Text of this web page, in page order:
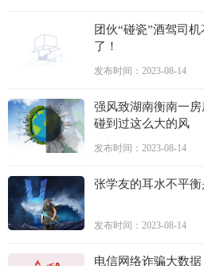
团伙“碰瓷”酒驾司
了！
发布时间：2023-08-14
强风致湖南衡南一
碰到过这么大的风
发布时间：2023-08-14
张学友的耳水不平
发布时间：2023-08-14
电信网络诈骗大数